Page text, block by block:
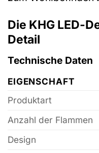
Die KHG LED-
Detail
Technische Daten
EIGENSCHAFT
Produktart
Anzahl der Flammen
Design